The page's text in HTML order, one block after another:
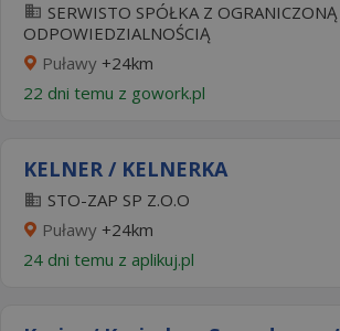
SERWISTO SPÓŁKA Z OGRANICZONĄ
ODPOWIEDZIALNOŚCIĄ
Puławy +24km
22 dni temu z gowork.pl
KELNER / KELNERKA
STO-ZAP SP Z.O.O
Puławy +24km
24 dni temu z aplikuj.pl